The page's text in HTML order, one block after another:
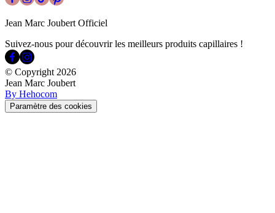
Jean Marc Joubert Officiel
Suivez-nous pour découvrir les meilleurs produits capillaires !
© Copyright 2026
Jean Marc Joubert
By Hehocom
Paramètre des cookies